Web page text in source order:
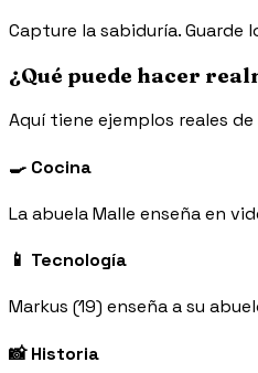
Capture la sabiduría.
¿Qué puede hacer
Aquí tiene ejemplos reales
🍳 Cocina
La abuela Malle enseña en
📱 Tecnología
Markus (19) enseña a su
📸 Historia